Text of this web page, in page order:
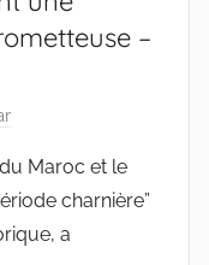
–
Maroc et le
charnière”
a